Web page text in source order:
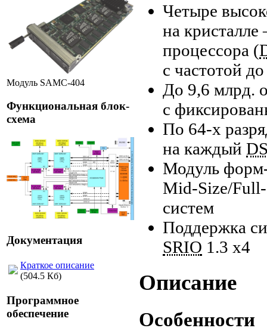
Модуль SAMC-404
Функциональная блок-
схема
Документация
Краткое описание
(504.5 Кб)
Программное
обеспечение
Четыре
на
процессора (
с частотой
До 9,6 млрд.
с
По 64-х
на каждый
Модуль
Mid-Size/
систем
Поддержка
SRIO 1.3 x4
Описание
Особенности